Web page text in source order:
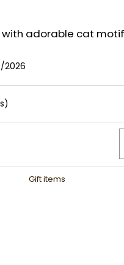
with adorable cat
2026
Gift items